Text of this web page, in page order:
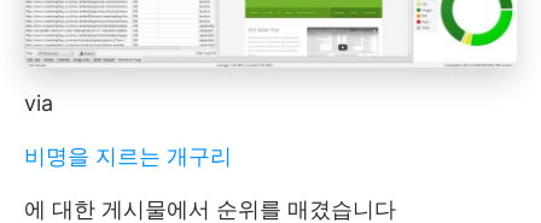
via
비명을 지르는 개구리
에 대한 게시물에서 순위를 매겼습니다